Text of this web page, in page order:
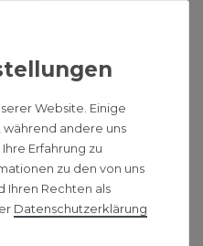
Website. Einige
während andere uns
Erfahrung zu
zu den von uns
Ihren Rechten als
Daten­schutz­erklärung